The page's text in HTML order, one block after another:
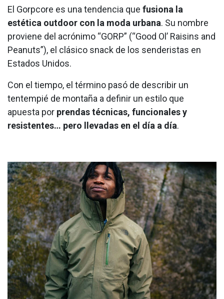
El Gorpcore es una tendencia que fusiona la
estética outdoor con la moda urbana. Su nombre
proviene del acrónimo “GORP” (“Good Ol’ Raisins and
Peanuts”), el clásico snack de los senderistas en
Estados Unidos.
Con el tiempo, el término pasó de describir un
tentempié de montaña a definir un estilo que
apuesta por prendas técnicas, funcionales y
resistentes… pero llevadas en el día a día.